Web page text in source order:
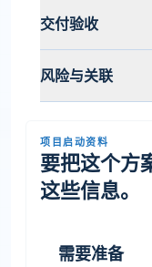
交付验收
风险与关联
项目启动资料
要把这个方
这些信息。
需要准备